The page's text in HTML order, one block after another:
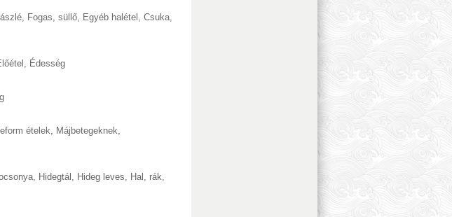
, Fogas, süllő, Egyéb halétel , Csuka,
, Édesség
ételek, Májbetegeknek,
, Hidegtál , Hideg leves, Hal, rák,